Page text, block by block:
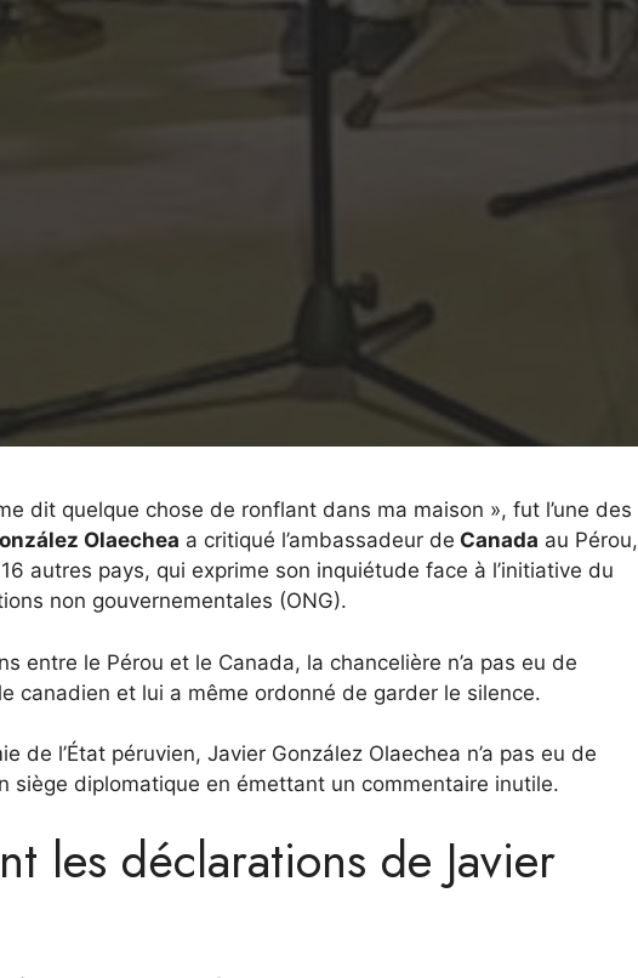
dit quelque chose de ronflant dans ma maison », fut l’une des
Olaechea a critiqué l’ambassadeur de Canada au Pérou,
autres pays, qui exprime son inquiétude face à l’initiative du
non gouvernementales (ONG).
entre le Pérou et le Canada, la chancelière n’a pas eu de
canadien et lui a même ordonné de garder le silence.
de l’État péruvien, Javier González Olaechea n’a pas eu de
siège diplomatique en émettant un commentaire inutile.
les déclarations de Javier